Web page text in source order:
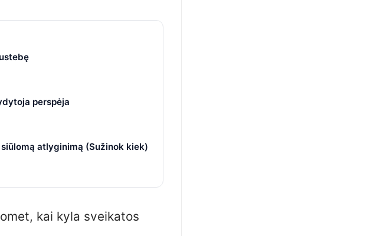
perspėja
atlyginimą (Sužinok kiek)
kai kyla sveikatos